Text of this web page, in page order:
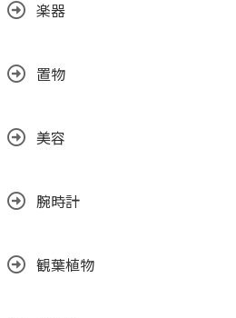
楽器
置物
美容
腕時計
観葉植物